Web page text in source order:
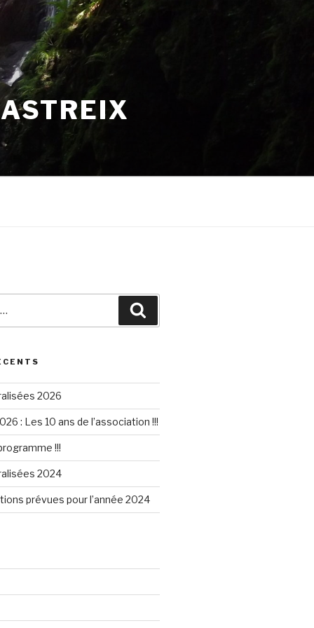
2026
: Les 10 ans de l’association !!!
!!!
2024
prévues pour l’année 2024